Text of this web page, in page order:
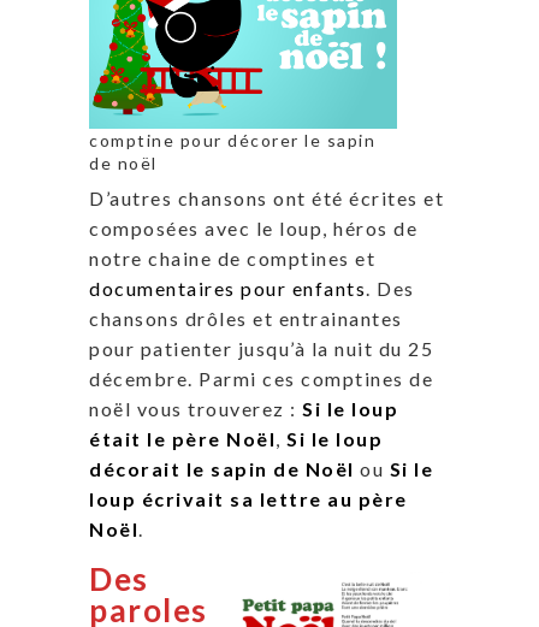
comptine pour décorer le sapin
de noël
D’autres chansons ont été écrites et
composées avec le loup, héros de
notre chaine de comptines et
documentaires pour enfants
. Des
chansons drôles et entrainantes
pour patienter jusqu’à la nuit du 25
décembre. Parmi ces comptines de
noël vous trouverez : Si le loup
était le père Noël
Si le loup
décorait le sapin de Noël ou Si le
loup écrivait sa lettre au père
Noël
Des
paroles